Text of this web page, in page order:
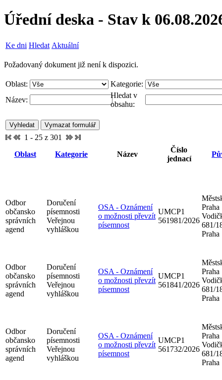
Úřední deska - Stav k
Ke dni Hledat Aktuální
Požadovaný dokument již není k dispozici.
Oblast:
Kategorie:
Název:
Hledat v
obsahu:
1 - 25 z 301
Oblast
Kategorie Název
Číslo
jednací
Odbor
občansko
správních
agend
Doručení
písemnosti
Veřejnou
vyhláškou
OSA - Oznámení
o možnosti převzít
písemnost
UMCP1
561981/2026
Praha
681/
Praha
Odbor
občansko
správních
agend
Doručení
písemnosti
Veřejnou
vyhláškou
OSA - Oznámení
o možnosti převzít
písemnost
UMCP1
561841/2026
Praha
681/
Praha
Odbor
občansko
správních
agend
Doručení
písemnosti
Veřejnou
vyhláškou
OSA - Oznámení
o možnosti převzít
písemnost
UMCP1
561732/2026
Praha
681/
Praha